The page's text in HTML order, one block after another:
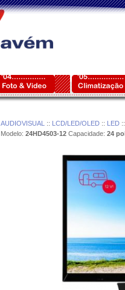
AUDIOVISUAL :: LCD/LED/OLED:: LED::
Modelo: 24HD4503-12Capacidade: 24